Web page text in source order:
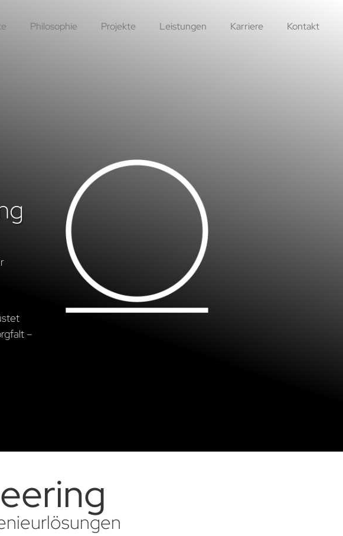
Philosophie Projekte Leistungen Karriere Kontakt
–